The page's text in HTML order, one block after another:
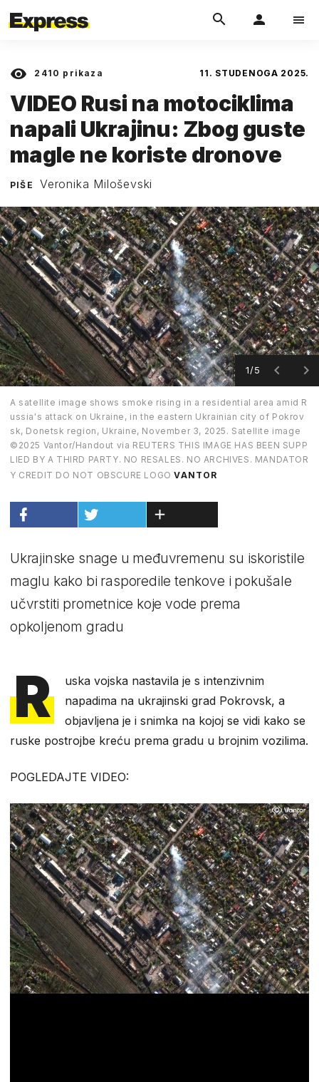
2410 prikaza 11. STUDENOGA 2025.
VIDEO Rusi na motociklima
napali Ukrajinu: Zbog guste
magle ne koriste dronove
PIŠE Veronika Miloševski
1/5
A satellite image shows smoke rising in a residential area amid R
ussia's attack on Ukraine, in the eastern Ukrainian city of Pokrov
sk, Donetsk region, Ukraine, November 3, 2025. Satellite image
©2025 Vantor/Handout via REUTERS THIS IMAGE HAS BEEN SUPP
LIED BY A THIRD PARTY. NO RESALES. NO ARCHIVES. MANDATOR
Y CREDIT DO NOT OBSCURE LOGO VANTOR
Ukrajinske snage u međuvremenu su iskoristile
maglu kako bi rasporedile tenkove i pokušale
učvrstiti prometnice koje vode prema
opkoljenom gradu
R
uska vojska nastavila je s intenzivnim
napadima na ukrajinski grad Pokrovsk, a
objavljena je i snimka na kojoj se vidi kako se
ruske postrojbe kreću prema gradu u brojnim vozilima.
POGLEDAJTE VIDEO: